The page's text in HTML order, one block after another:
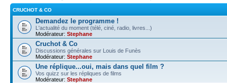
CRUCHOT & CO
Demandez le programme !
L'actualité du moment (télé, ciné, radio, livres...)
Modérateur: Stephane
Cruchot & Co
Discussions générales sur Louis de Funès
Modérateur: Stephane
Une réplique...oui, mais dans quel film ?
Vos quizz sur les répliques de films
Modérateur: Stephane